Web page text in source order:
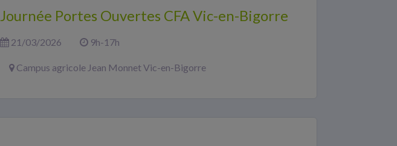
Journée Portes Ouvertes CFA Vic-en-Bigorre
21/03/2026 9h-17h
Campus agricole Jean Monnet Vic-en-Bigorre